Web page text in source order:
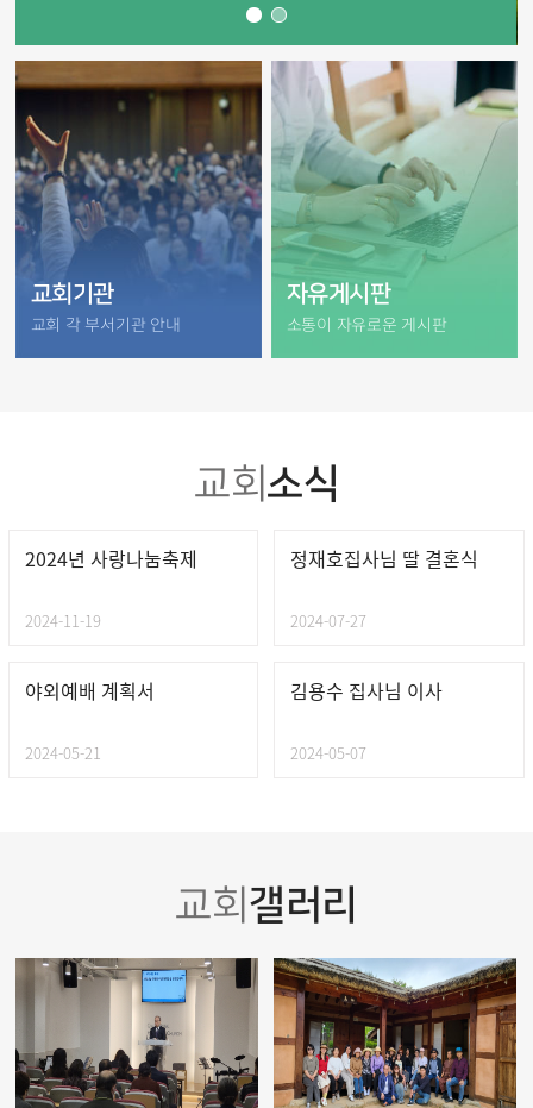
교회기관
교회 각 부서기관 안내
자유게시판
소통이 자유로운 게시판
교회 소식
2024년 사랑나눔축제
2024-11-19
정재호집사님 딸 결혼식
2024-07-27
야외예배 계획서
2024-05-21
김용수 집사님 이사
2024-05-07
교회 갤러리